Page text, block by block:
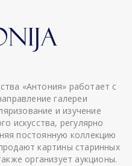
«Антония» работает с
галереи
и изучение
искусства, регулярно
постоянную коллекцию
картины старинных
организует аукционы.